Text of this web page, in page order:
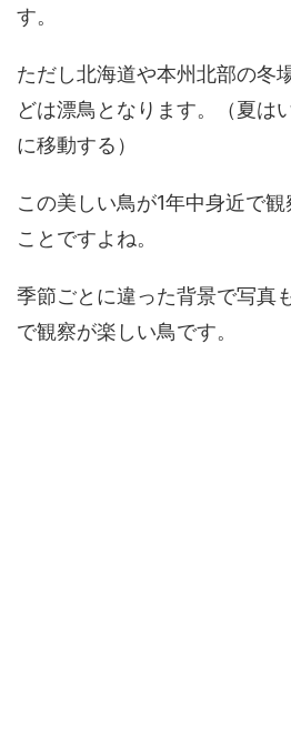
す。
ただし北海道や本州北部の冬
どは漂鳥となります。（夏は
に移動する）
この美しい鳥が1年中身近で
ことですよね。
季節ごとに違った背景で写真
で観察が楽しい鳥です。